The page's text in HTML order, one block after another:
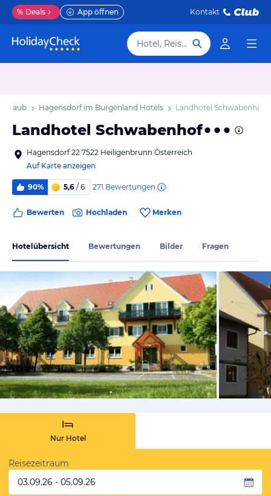
% Deals App öffnen Kontakt
Hotel, Reiseziel
Urlaub Hagensdorf im Burgenland Hotels Landhotel Schwabenhof
Landhotel Schwabenhof
Hagensdorf 22 7522 Heiligenbrunn Österreich
Auf Karte anzeigen
90% 5,6 / 6 271 Bewertungen
Bewerten Hochladen Merken
Hotelübersicht Bewertungen Bilder Fragen
vom
Nur Hotel
Reisezeitraum
03.09.26 - 05.09.26